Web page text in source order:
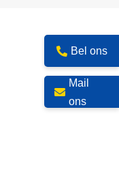
Bel ons
Mail
ons